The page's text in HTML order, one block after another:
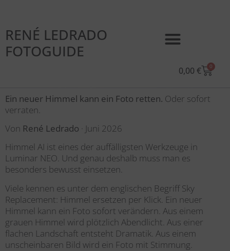
0,00 € 0
RENÉ LEDRADO
FOTOGUIDE
Ein neuer Himmel kann ein Foto retten. Oder sofort
verraten.
Von René Ledrado · Juni 2026
Himmel AI ist eines der auffälligsten Werkzeuge in
Luminar NEO. Und genau deshalb muss man es
besonders bewusst einsetzen.
Viele kennen es unter dem englischen Begriff Sky
Replacement: Himmel ersetzen per Klick. Ein neuer
Himmel kann ein Foto sofort verändern. Aus einem
grauen Himmel wird plötzlich Abendlicht. Aus einer
flachen Landschaft entsteht Dramatik. Aus einem
unscheinbaren Bild wird ein Foto mit Stimmung.